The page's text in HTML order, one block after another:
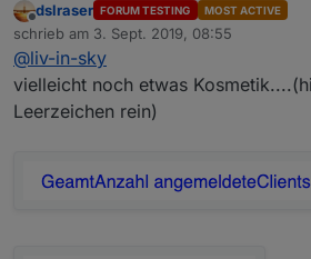
Offline
dslraser FORUM TESTING MOST ACTIVE
schrieb am 3. Sept. 2019, 08:55
zuletzt editiert von
@liv-in-sky
vielleicht noch etwas
Leerzeichen rein)